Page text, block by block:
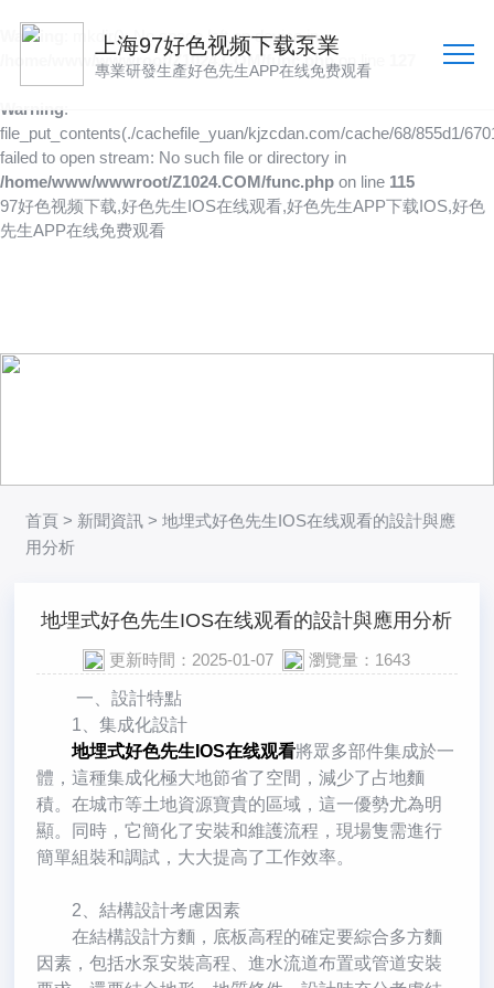
Warning
: mkdir(): No space left on device in
/home/www/wwwroot/Z1024.COM/func.phpon line
Warning:
file_put_contents(./cachefile_yuan/kjzcdan.com/cache/68/855d1/
failed to open stream: No such file or directory in
/home/www/wwwroot/Z1024.COM/func.php on line 115
97好色视频下载,好色先生IOS在线观看,好色先生APP下载IOS,好色
先生APP在线免费观看
上海97好色视频下载泵業
專業研發生產好色先生APP在线免费观看
首頁 > 新聞資訊 > 地埋式好色先生IOS在线观看的設計與應
用分析
地埋式好色先生IOS在线观看的設計與應用分析
更新時間：2025-01-07 瀏覽量：1643
一、設計特點
1、集成化設計
地埋式好色先生IOS在线观看將眾多部件集成於一
體，這種集成化極大地節省了空間，減少了占地麵
積。在城市等土地資源寶貴的區域，這一優勢尤為明
顯。同時，它簡化了安裝和維護流程，現場隻需進行
簡單組裝和調試，大大提高了工作效率。
2、結構設計考慮因素
在結構設計方麵，底板高程的確定要綜合多方麵
因素，包括水泵安裝高程、進水流道布置或管道安裝